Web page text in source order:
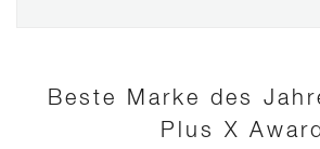
Beste Marke des
Plus X Award